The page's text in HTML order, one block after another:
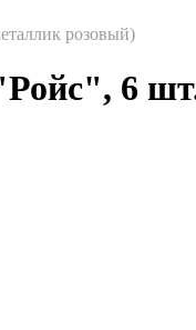
розовый)
6